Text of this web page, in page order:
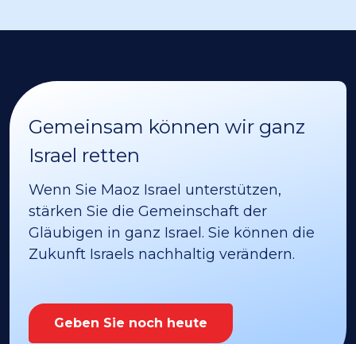
Gemeinsam können wir ganz
Israel retten
Wenn Sie Maoz Israel unterstützen,
stärken Sie die Gemeinschaft der
Gläubigen in ganz Israel. Sie können die
Zukunft Israels nachhaltig verändern.
Geben Sie noch heute